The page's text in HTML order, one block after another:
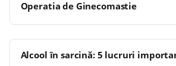
Operatia de Ginecomastie
Alcool în sarcină: 5 lucruri